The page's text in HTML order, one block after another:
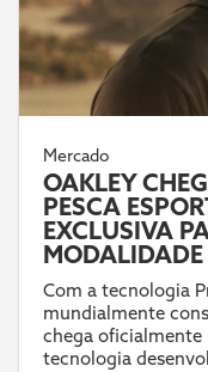
Mercado
OAKLEY
PESCA
EXCLUSIVA
MODALIDADE
Com a tecnologia
mundialmente
chega oficialmente
tecnologia